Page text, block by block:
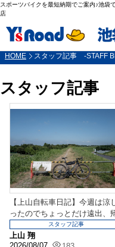
スポーツバイクを最短納期でご案内♪池袋
店
HOME スタッフ記事 -STAFF
スタッフ記事
【上山自転車日記】今週は涼
ったのでちょっとだけ遠出、
てきたらメンテナンス...
上山 翔
スタッフ記事